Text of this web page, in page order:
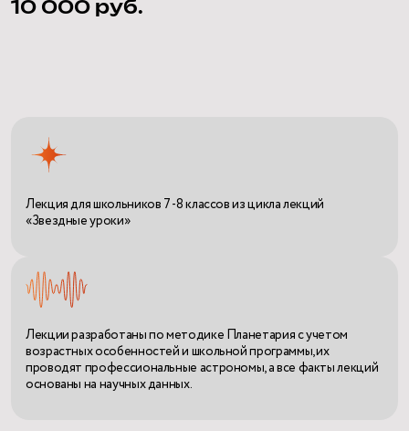
10 000 руб.
Лекция для школьников 7 -8 классов из цикла лекций
«Звездные уроки»
Лекции разработаны по методике Планетария с учетом
возрастных особенностей и школьной программы, их
проводят профессиональные астрономы, а все факты лекций
основаны на научных данных.